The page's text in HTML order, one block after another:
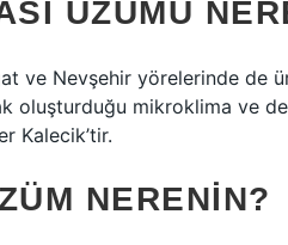
ÜZÜMÜ
ve Nevşehir yörelerinde de
oluşturduğu mikroklima ve
Kalecik’tir.
NERENIN?